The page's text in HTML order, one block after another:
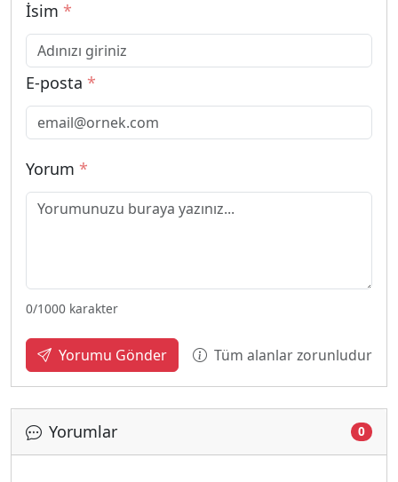
İsim *
E-posta *
Yorum *
0/1000 karakter
Yorumu Gönder Tüm alanlar zorunludur
Yorumlar 0